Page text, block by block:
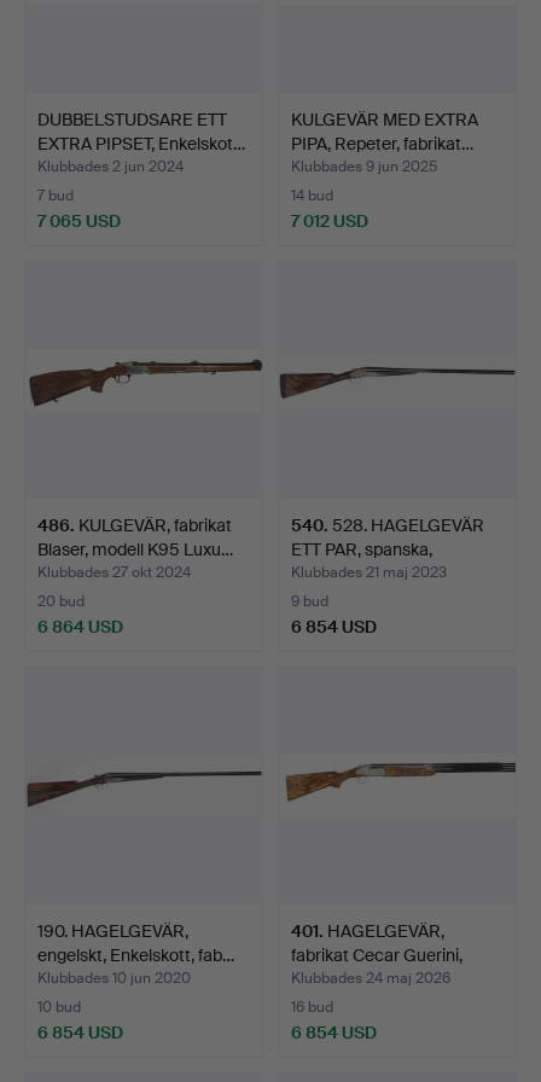
DUBBELSTUDSARE ETT
EXTRA PIPSET, Enkelskot…
Klubbades 2 jun 2024
7 bud
7 065 USD
KULGEVÄR MED EXTRA
PIPA, Repeter, fabrikat…
Klubbades 9 jun 2025
14 bud
7 012 USD
486. KULGEVÄR, fabrikat
Blaser, modell K95 Luxu…
Klubbades 27 okt 2024
20 bud
6 864 USD
540. 528. HAGELGEVÄR
ETT PAR, spanska,
Enkelsko…
Klubbades 21 maj 2023
9 bud
6 854 USD
190. HAGELGEVÄR,
engelskt, Enkelskott, fab…
Klubbades 10 jun 2020
10 bud
6 854 USD
401. HAGELGEVÄR,
fabrikat Cecar Guerini,
modell…
Klubbades 24 maj 2026
16 bud
6 854 USD